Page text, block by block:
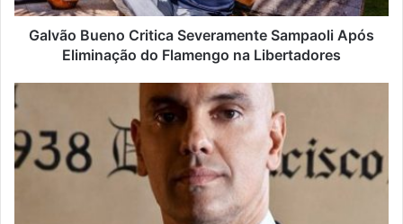
Galvão Bueno Critica Severamente Sampaoli Após
Eliminação do Flamengo na Libertadores